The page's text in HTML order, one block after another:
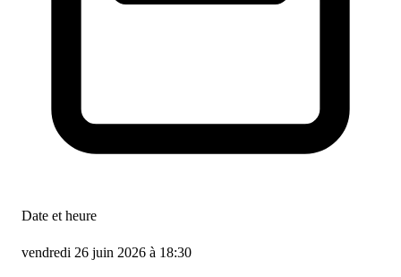
Date et heure
vendredi 26 juin 2026 à 18:30